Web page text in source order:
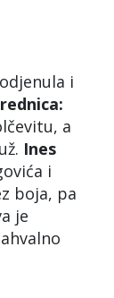
i
a
Ines
i
boja, pa
je